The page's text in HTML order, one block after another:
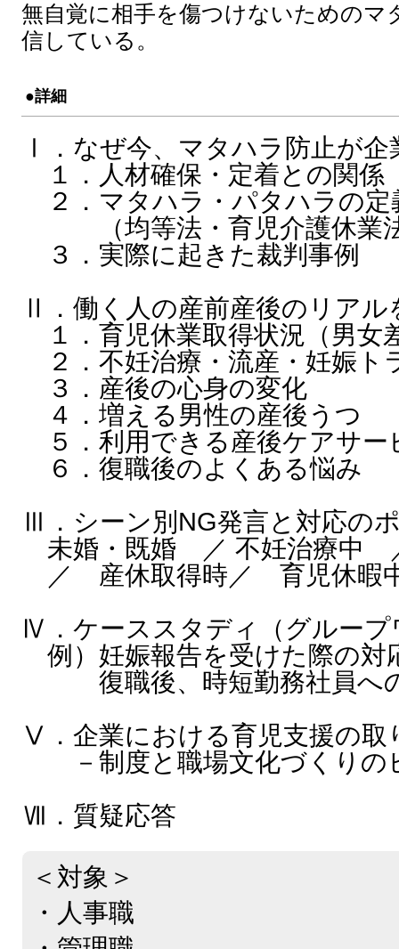
無自覚に相手を傷つけないためのマ
信している。
●詳細
Ⅰ．なぜ今、マタハラ防止が企
１．人材確保・定着との関係
２．マタハラ・パタハラの定
（均等法・育児介護休業
３．実際に起きた裁判事例
Ⅱ．働く人の産前産後のリアル
１．育児休業取得状況（男女
２．不妊治療・流産・妊娠ト
３．産後の心身の変化
４．増える男性の産後うつ
５．利用できる産後ケアサー
６．復職後のよくある悩み
Ⅲ．シーン別NG発言と対応の
未婚・既婚 ／ 不妊治療
／ 産休取得時／ 育児休暇
Ⅳ．ケーススタディ（グループ
例）妊娠報告を受けた際の対
復職後、時短勤務社員へ
Ⅴ．企業における育児支援の取
－制度と職場文化づくりの
Ⅶ．質疑応答
＜対象＞
・人事職